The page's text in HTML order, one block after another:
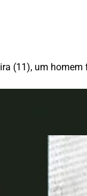
(11), um